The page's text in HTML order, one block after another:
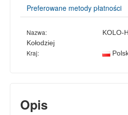
Preferowane metody płatności
Nazwa:
KOLO-
Kołodziej
Kraj:
Opis